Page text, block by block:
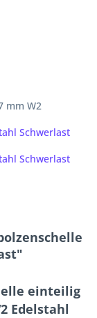
mm W2
Schwerlast
Schwerlast
einteilig
Edelstahl